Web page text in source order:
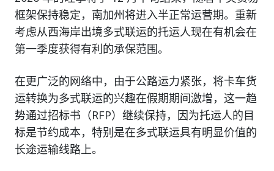
框架保持稳定，南加州将进入半正常运营期。重新
考虑从西海岸出境多式联运的托运人现在有机会在
第一季度获得有利的承保范围。
在更广泛的网络中，由于公路运力紧张，将卡车货
运转换为多式联运的兴趣在假期期间激增，这一趋
势通过招标书（RFP）继续保持，因为托运人的目
标是节约成本，特别是在多式联运具有明显价值的
长途运输线路上。